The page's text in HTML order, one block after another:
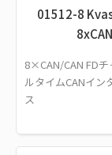
01512-8
8xCAN
8×CAN/CAN FDチ
ルタイムCANイン
ス